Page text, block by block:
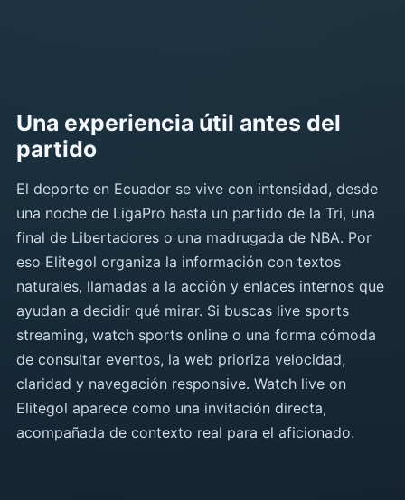
Una experiencia útil antes del
partido
El deporte en Ecuador se vive con intensidad, desde
una noche de LigaPro hasta un partido de la Tri, una
final de Libertadores o una madrugada de NBA. Por
eso Elitegol organiza la información con textos
naturales, llamadas a la acción y enlaces internos que
ayudan a decidir qué mirar. Si buscas live sports
streaming, watch sports online o una forma cómoda
de consultar eventos, la web prioriza velocidad,
claridad y navegación responsive. Watch live on
Elitegol aparece como una invitación directa,
acompañada de contexto real para el aficionado.